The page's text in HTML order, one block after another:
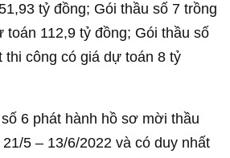
tỷ đồng; Gói thầu số 7 trồng
toán 112,9 tỷ đồng; Gói thầu số
thi công có giá dự toán 8 tỷ
6 phát hành hồ sơ mời thầu
5 – 13/6/2022 và có duy nhất